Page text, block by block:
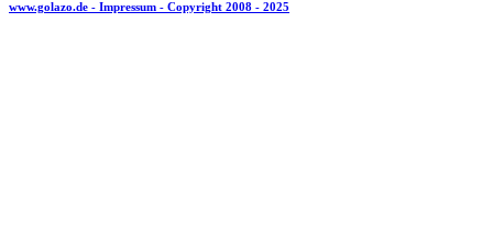
www.golazo.de - Impressum - Copyright 2008 - 2025